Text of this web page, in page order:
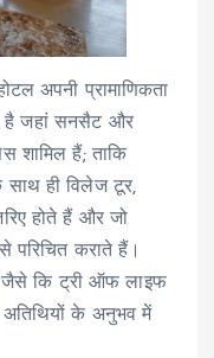
अपनी प्रामाणिकता
है जहां सनसैट और
शामिल हैं; ताकि
ही विलेज टूर,
होते हैं और जो
परिचित कराते हैं।
जैसे कि ट्री ऑफ लाइफ
अतिथियों के अनुभव में